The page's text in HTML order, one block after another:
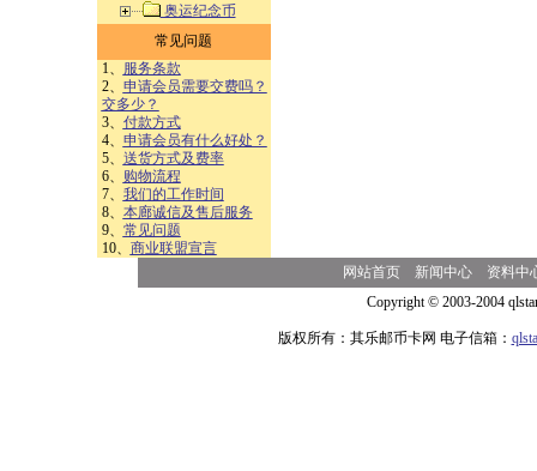
奥运纪念币
常见问题
1、
服务条款
2、 申请会员需要交费吗？
交多少？
3、 付款方式
4、 申请会员有什么好处？
5、 送货方式及费率
6、
购物流程
7、 我们的工作时间
8、 本廊诚信及售后服务
9、 常见问题
10、 商业联盟宣言
网站首页 新闻中心
资料中
Copyright © 2003-2004
版权所有：其乐邮币卡网 电子信箱：